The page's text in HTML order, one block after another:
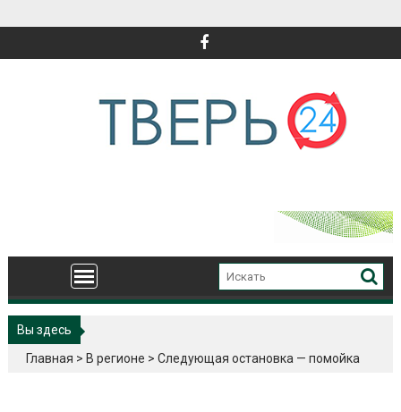
Вы здесь
Главная > В регионе >Следующая остановка — помойка